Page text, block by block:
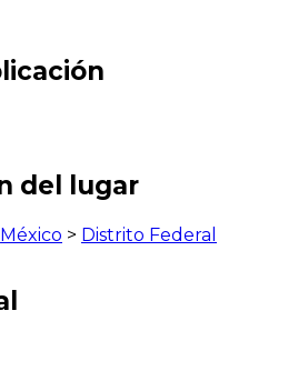
del lugar
México > Distrito Federal